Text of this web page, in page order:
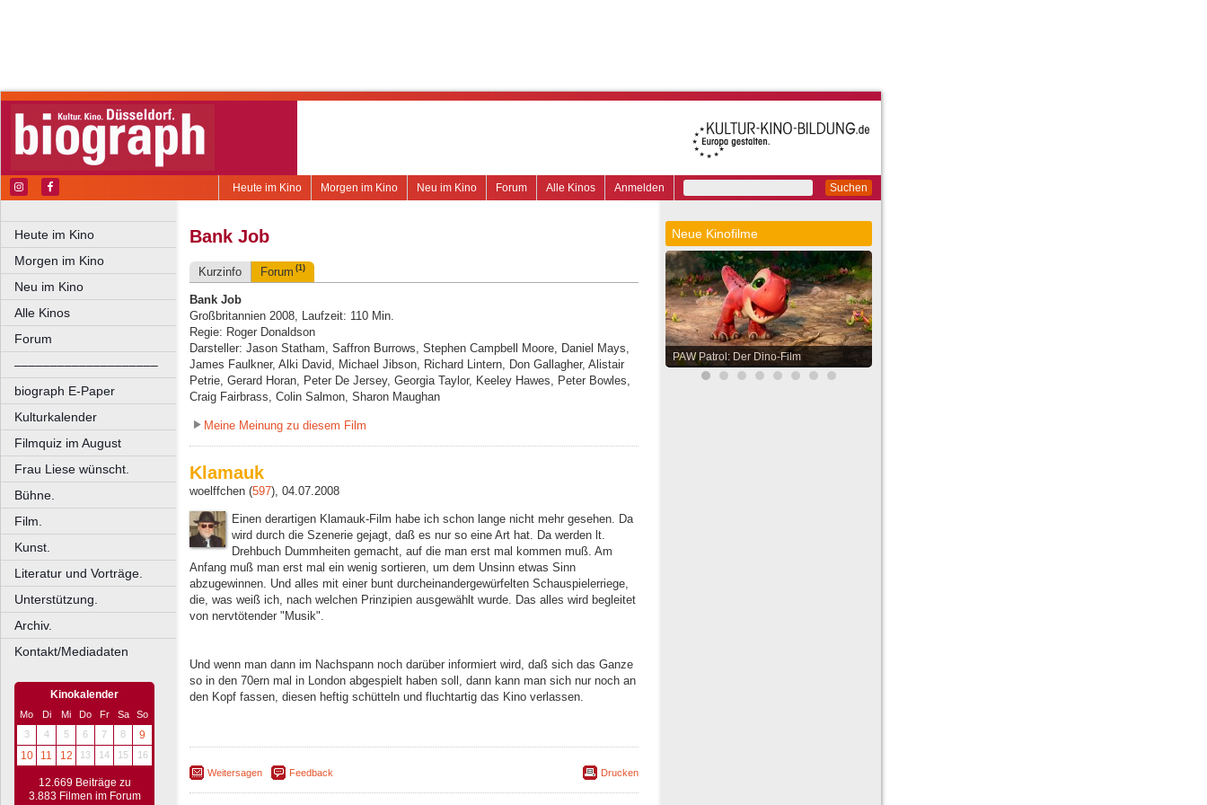
Suchen
Anmelden
Alle Kinos
Forum
Neu im Kino
Morgen im Kino
Heute im Kino
Heute im Kino
Morgen im Kino
Neu im Kino
Alle Kinos
Forum
––––––––––––––––––––
biograph E-Paper
Kulturkalender
Filmquiz im August
Frau Liese wünscht.
Bühne.
Film.
Kunst.
Literatur und Vorträge.
Unterstützung.
Archiv.
Kontakt/Mediadaten
Kinokalender
Mo Di Mi Do Fr Sa
So
3
4 5 6 7 8
9
10
11 12 13 14 15 16
12.669 Beiträge zu
3.883 Filmen im Forum
Bank Job
Kurzinfo Forum (1)
Bank Job
Großbritannien 2008, Laufzeit: 110 Min.
Regie: Roger Donaldson
Darsteller: Jason Statham, Saffron Burrows, Stephen Campbell Moore, Daniel Mays,
James Faulkner, Alki David, Michael Jibson, Richard Lintern, Don Gallagher, Alistair
Petrie, Gerard Horan, Peter De Jersey, Georgia Taylor, Keeley Hawes, Peter Bowles,
Craig Fairbrass, Colin Salmon, Sharon Maughan
Meine Meinung zu diesem Film
Klamauk
woelffchen (597), 04.07.2008
Einen derartigen Klamauk-Film habe ich schon lange nicht mehr gesehen. Da
wird durch die Szenerie gejagt, daß es nur so eine Art hat. Da werden lt.
Drehbuch Dummheiten gemacht, auf die man erst mal kommen muß. Am
Anfang muß man erst mal ein wenig sortieren, um dem Unsinn etwas Sinn
abzugewinnen. Und alles mit einer bunt durcheinandergewürfelten Schauspielerriege,
die, was weiß ich, nach welchen Prinzipien ausgewählt wurde. Das alles wird begleitet
von nervtötender "Musik".
Und wenn man dann im Nachspann noch darüber informiert wird, daß sich das Ganze
so in den 70ern mal in London abgespielt haben soll, dann kann man sich nur noch an
den Kopf fassen, diesen heftig schütteln und fluchtartig das Kino verlassen.
Weitersagen Feedback Drucken
Neue Kinofilme
PAW Patrol: Der Dino-Film